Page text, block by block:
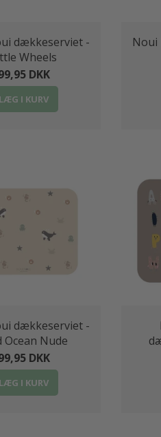
dækkeserviet -
Wheels
DKK
LÆG I KURV
dækkeserviet -
Ocean Nude
DKK
LÆG I KURV